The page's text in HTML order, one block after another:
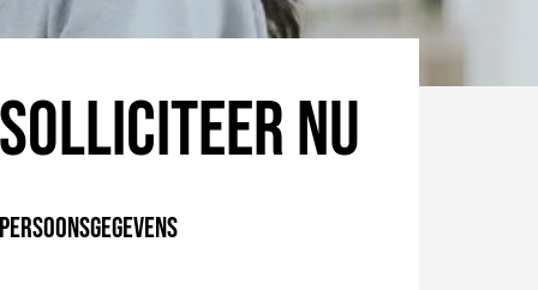
SOLLICITEER NU
PERSOONSGEGEVENS